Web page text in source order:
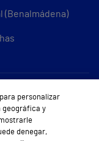
(Benalmádena)
personalizar
geográfica y
denegar,